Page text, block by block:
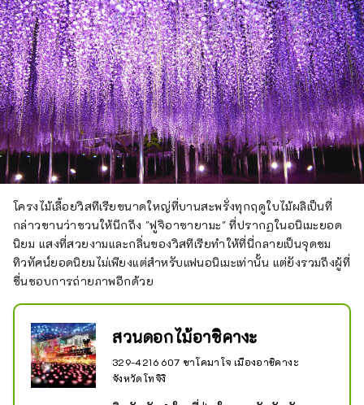
โครงไม้เลื้อยวิสทีเรียขนาดใหญ่ที่บานสะพรั่งทุกฤดูใบไม้ผลิเป็นที่
กล่าวขานว่าชวนให้นึกถึง "ฟูจิอาซายามะ" ที่ปรากฏในอนิเมะยอด
นิยม แสงที่สวยงามและกลิ่นของวิสทีเรียทำให้ที่นี่กลายเป็นจุดชม
ทิวทัศน์ยอดนิยมไม่เพียงแต่สำหรับแฟนอนิเมะเท่านั้น แต่ยังรวมถึงผู้ที่
ชื่นชอบการถ่ายภาพอีกด้วย
สวนดอกไม้อาชิคางะ
329-4216 607 ซาโคมาโจ เมืองอาชิคางะ
จังหวัดโทจิงิ